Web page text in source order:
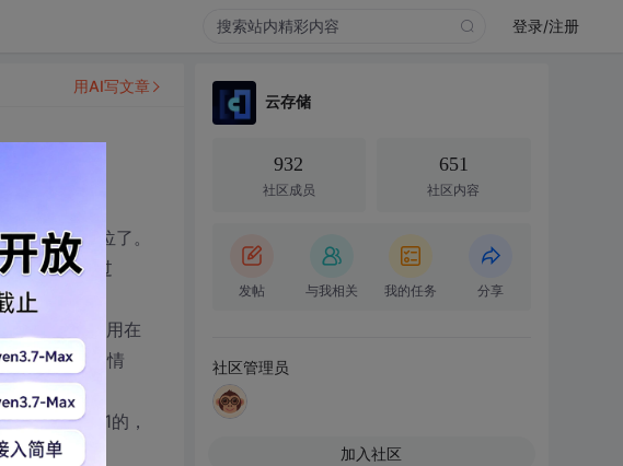
登录/注册
先谢谢各位了。
直接点通过
突然发现只用在
都是一样的情
看到mass-1的，
用AI写文章
云存储
932
社区成员
651
社区内容
发帖 与我相关 我的任务 分享
社区管理员
加入社区